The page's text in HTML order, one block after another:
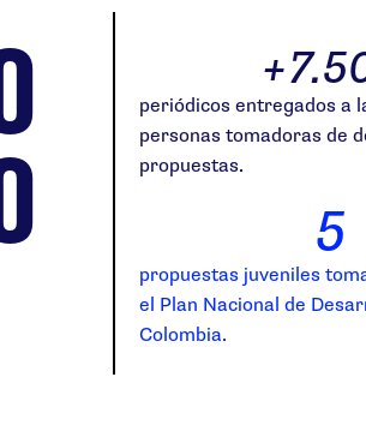
periódicos entregados a
personas tomadoras de
propuestas.
+
propuestas juveniles
el Plan Nacional de
Colombia.
5